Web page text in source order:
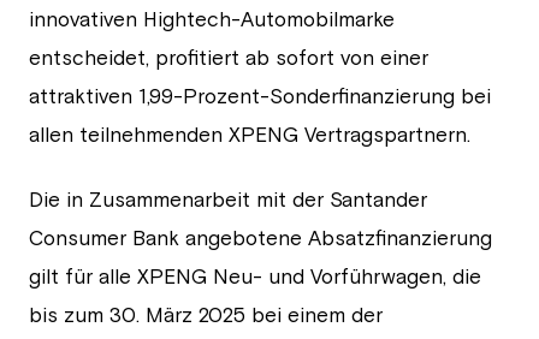
innovativen Hightech-Automobilmarke
entscheidet, profitiert ab sofort von einer
attraktiven 1,99-Prozent-Sonderfinanzierung bei
allen teilnehmenden XPENG Vertragspartnern.
Die in Zusammenarbeit mit der Santander
Consumer Bank angebotene Absatzfinanzierung
gilt für alle XPENG Neu- und Vorführwagen, die
bis zum 30. März 2025 bei einem der